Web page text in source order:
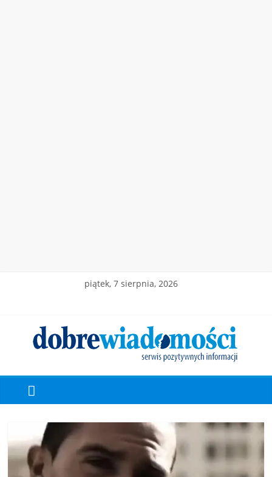
piątek, 7 sierpnia, 2026